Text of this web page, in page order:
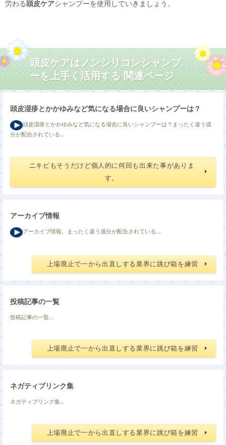
労わる頭皮ケアシャンプーを使用していきましょう。
頭皮ケアはノンシリコンシャンプ
ーを上手く活用する 関連ページ
頭皮湿疹とかかゆみなど気になる場合に良いシャンプーは？
頭皮湿疹とかかゆみなど気になる場合に良いシャンプーは？まったく違う成
分が配合されている...
ニキビもそうだけど個人的に何回も出来た事がありま
す。
アーカイブ情報
アーカイブ情報。まったく違う成分が配合されている...
上場廃止で一から出直しする業界に跳び箱を練習
投稿記事の一覧
投稿記事の一覧...
上場廃止で一から出直しする業界に跳び箱を練習
ネガティブリンク集
ネガティブリンク集...
上場廃止で一から出直しする業界に跳び箱を練習